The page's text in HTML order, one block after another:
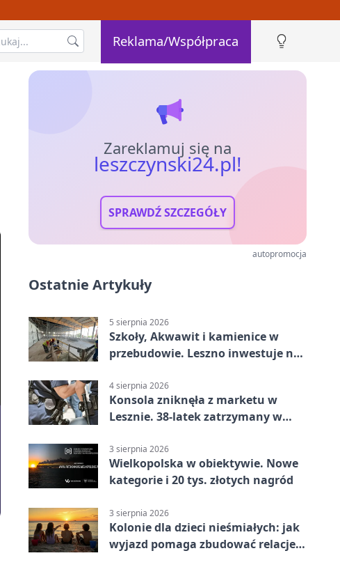
Reklama/Współpraca
Zareklamuj się na
leszczynski24.pl!
SPRAWDŹ SZCZEGÓŁY
autopromocja
Ostatnie Artykuły
5 sierpnia 2026
Szkoły, Akwawit i kamienice w
przebudowie. Leszno inwestuje na
4 sierpnia 2026
Konsola zniknęła z marketu w
Lesznie. 38-latek zatrzymany w
3 sierpnia 2026
Wielkopolska w obiektywie. Nowe
kategorie i 20 tys. złotych nagród
3 sierpnia 2026
Kolonie dla dzieci nieśmiałych: jak
wyjazd pomaga zbudować relacje z